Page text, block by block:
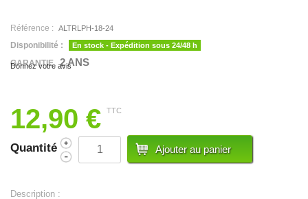
Référence : ALTRLPH-18-24
Disponibilité : En stock - Expédition sous 24/48 h
GARANTIE 2 ANS
Donnez votre avis
12,90 € TTC
Quantité
Description :